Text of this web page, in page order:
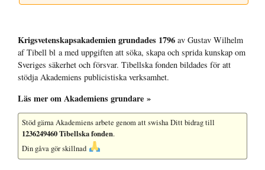
Krigsvetenskap­sakademien grundades 1796 av Gustav Wilhelm
af Tibell bl a med uppgiften att söka, skapa och sprida kunskap om
Sveriges säkerhet och försvar. Tibellska fonden bildades för att
stödja Akademiens publicistiska verksamhet.
Läs mer om Akademiens grundare »
Stöd gärna Akademiens arbete genom att swisha Ditt bidrag till
1236249460 Tibellska fonden.
Din gåva gör skillnad